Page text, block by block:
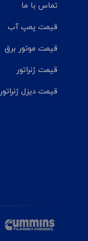
تماس با ما
قیمت پمپ آب
قیمت موتور برق
قیمت ژنراتور
قیمت دیزل ژنراتور